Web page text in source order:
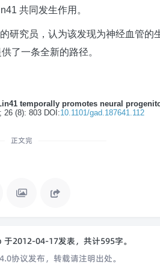
共同发生作用。
研究员，认为该发现为神经血管的
了一条全新的路径。
temporally promotes neural
26 (8): 803 DOI:10.1101/gad.187641.112
正文完
于2012-04-17发表，共计595字。
协议发布，转载请注明出处。